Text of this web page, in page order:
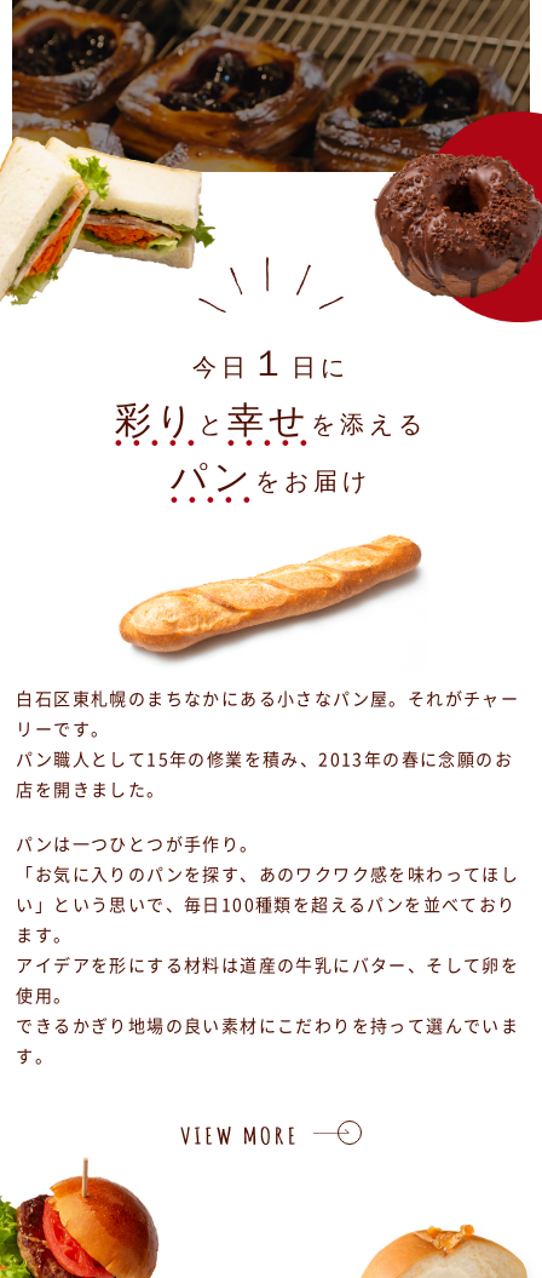
今日 １ 日に
彩り と 幸せ を添える
パン をお届け
白石区東札幌のまちなかにある小さなパン屋。それがチャー
リーです。
パン職人として15年の修業を積み、2013年の春に念願のお
店を開きました。
パンは一つひとつが手作り。
「お気に入りのパンを探す、あのワクワク感を味わってほし
い」という思いで、毎日100種類を超えるパンを並べており
ます。
アイデアを形にする材料は道産の牛乳にバター、そして卵を
使用。
できるかぎり地場の良い素材にこだわりを持って選んでいま
す。